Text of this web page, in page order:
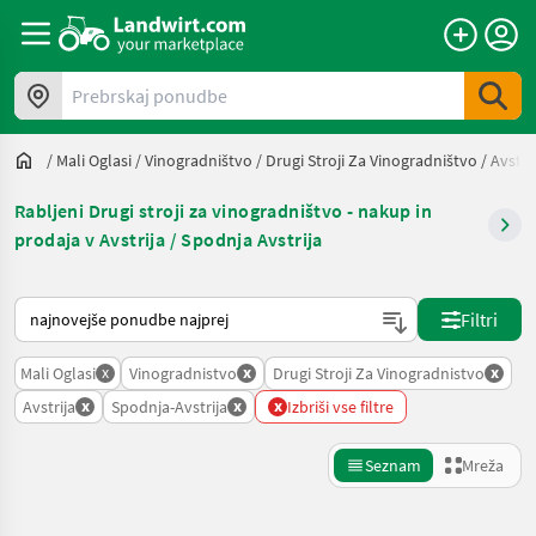
Prebrskaj ponudbe
/ Mali Oglasi /Vinogradništvo / Drugi Stroji Za Vinogradništvo /
Rabljeni Drugi stroji za vinogradništvo - nakup in
prodaja v Avstrija / Spodnja Avstrija
Tako je razvrščeno na Landwirt.com
Filtri
Mali Oglasi x Vinogradnistvo x Drugi Stroji Za Vinogradnistvo x
Avstrija x Spodnja-Avstrija x x Izbriši vse filtre
Seznam Mreža